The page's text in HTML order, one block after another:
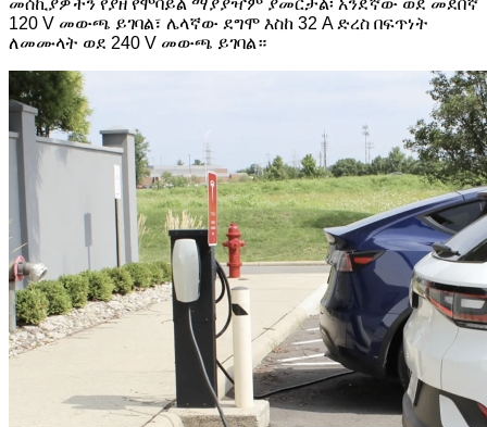
120 V መውጫ ይገባል፣ ሌላኛው ደግሞ እስከ 32 A ድረስ በፍጥነት
ለመሙላት ወደ 240 V መውጫ ይገባል።